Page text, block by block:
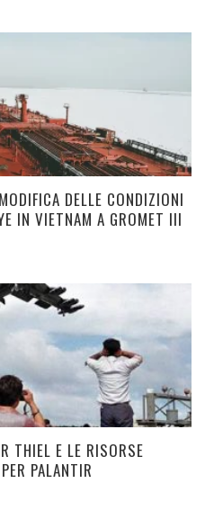
DELLE CONDIZIONI
IN VIETNAM A GROMET III
THIEL E LE RISORSE
PALANTIR